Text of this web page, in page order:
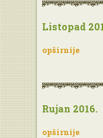
Listopad
opširnije
Rujan 2016.
opširnije